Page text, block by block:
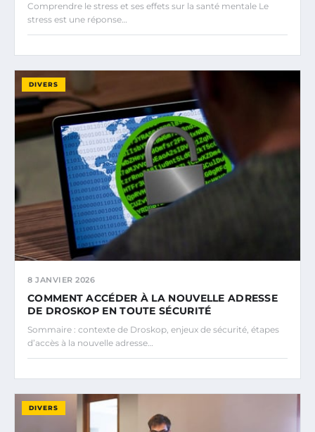
Comprendre le stress et ses effets sur la santé mentale Le
stress est une réponse…
DIVERS
8 JANVIER 2026
COMMENT ACCÉDER À LA NOUVELLE ADRESSE
DE DROSKOP EN TOUTE SÉCURITÉ
Sommaire : contexte de Droskop, enjeux de sécurité, étapes
d’accès à la nouvelle adresse…
DIVERS